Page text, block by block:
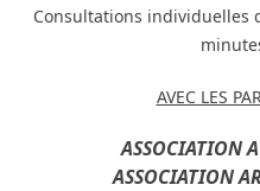
Consultations individuelles
AVEC LES
ASSOCIATION
ASSOCIATION